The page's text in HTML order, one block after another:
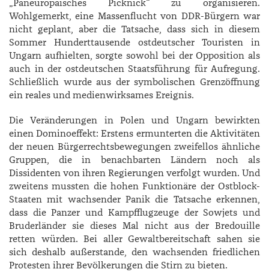
„Paneuropäisches Picknick“ zu organisieren.
Wohlgemerkt, eine Massenflucht von DDR-Bürgern war
nicht geplant, aber die Tatsache, dass sich in diesem
Sommer Hunderttausende ostdeutscher Touristen in
Ungarn aufhielten, sorgte sowohl bei der Opposition als
auch in der ostdeutschen Staatsführung für Aufregung.
Schließlich wurde aus der symbolischen Grenzöffnung
ein reales und medienwirksames Ereignis.
Die Veränderungen in Polen und Ungarn bewirkten
einen Dominoeffekt: Erstens ermunterten die Aktivitäten
der neuen Bürgerrechtsbewegungen zweifellos ähnliche
Gruppen, die in benachbarten Ländern noch als
Dissidenten von ihren Regierungen verfolgt wurden. Und
zweitens mussten die hohen Funktionäre der Ostblock-
Staaten mit wachsender Panik die Tatsache erkennen,
dass die Panzer und Kampfflugzeuge der Sowjets und
Bruderländer sie dieses Mal nicht aus der Bredouille
retten würden. Bei aller Gewaltbereitschaft sahen sie
sich deshalb außerstande, den wachsenden friedlichen
Protesten ihrer Bevölkerungen die Stirn zu bieten.